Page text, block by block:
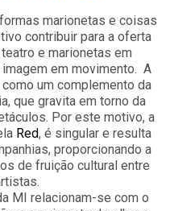
marionetas e coisas
contribuir para a oferta
e marionetas em
em movimento. A
um complemento da
que gravita em torno da
Por este motivo, a
Red, é singular e resulta
proporcionando a
de fruição cultural entre
MI relacionam-se com o